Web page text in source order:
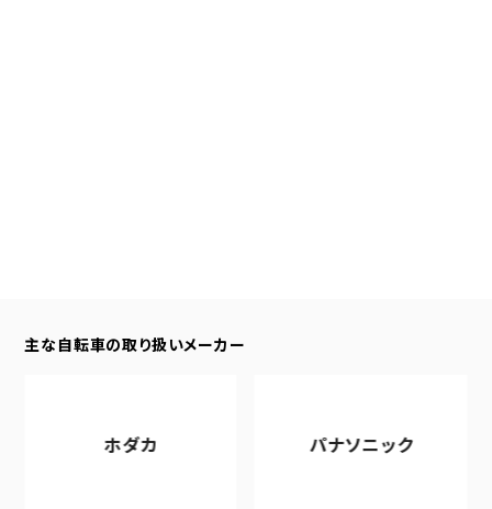
主な自転車の取り扱いメーカー
ホダカ パナソニック